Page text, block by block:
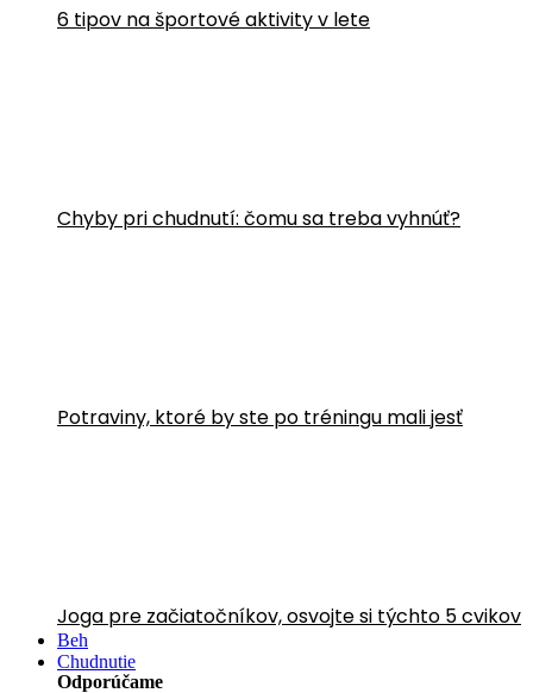
6 tipov na športové aktivity v lete
Chyby pri chudnutí: čomu sa treba vyhnúť?
Potraviny, ktoré by ste po tréningu mali jesť
Joga pre začiatočníkov, osvojte si týchto 5 cvikov
Beh
Chudnutie
Odporúčame